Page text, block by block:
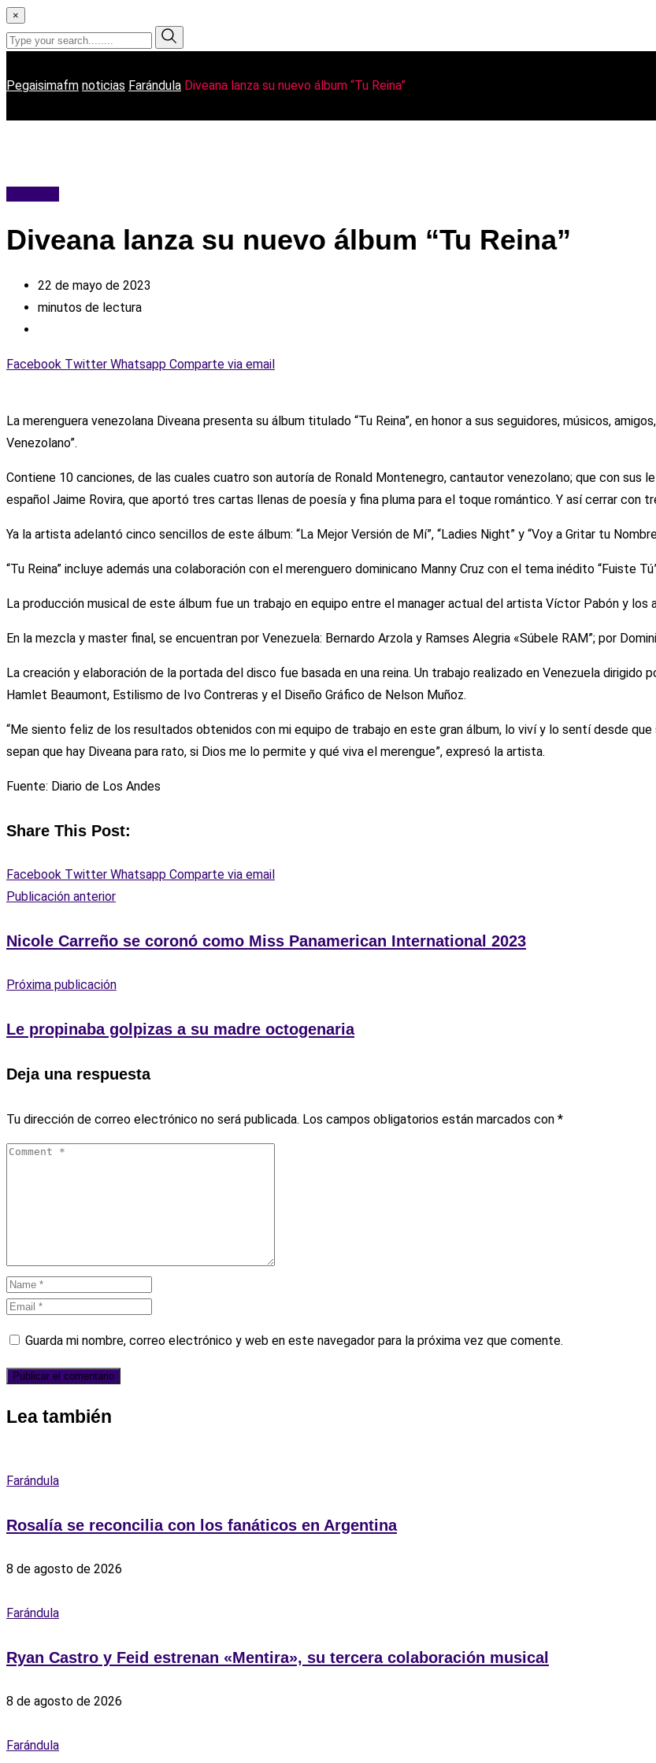
×
Pegaisimafm noticias Farándula Diveana lanza su nuevo álbum “Tu Reina”
Diveana lanza su nuevo álbum “Tu Reina”
22 de mayo de 2023
minutos de lectura
Facebook Twitter Whatsapp Comparte via email
La merenguera venezolana Diveana presenta su álbum titulado “Tu Reina”, en honor a sus seguidores, músicos,
Venezolano”.
Contiene 10 canciones, de las cuales cuatro son autoría de Ronald Montenegro, cantautor venezolano; que con
español Jaime Rovira, que aportó tres cartas llenas de poesía y fina pluma para el toque romántico. Y así cerrar con
Ya la artista adelantó cinco sencillos de este álbum: “La Mejor Versión de Mí”, “Ladies Night” y “Voy a Gritar tu
“Tu Reina” incluye además una colaboración con el merenguero dominicano Manny Cruz con el tema inédito “Fuiste
La producción musical de este álbum fue un trabajo en equipo entre el manager actual del artista Víctor Pabón y los
En la mezcla y master final, se encuentran por Venezuela: Bernardo Arzola y Ramses Alegria «Súbele RAM”; por
La creación y elaboración de la portada del disco fue basada en una reina. Un trabajo realizado en Venezuela
Hamlet Beaumont, Estilismo de Ivo Contreras y el Diseño Gráfico de Nelson Muñoz.
“Me siento feliz de los resultados obtenidos con mi equipo de trabajo en este gran álbum, lo viví y lo sentí desde
sepan que hay Diveana para rato, si Dios me lo permite y qué viva el merengue”, expresó la artista.
Fuente: Diario de Los Andes
Share This Post:
Facebook Twitter Whatsapp Comparte via email
Publicación anterior
Nicole Carreño se coronó como Miss Panamerican International 2023
Próxima publicación
Le propinaba golpizas a su madre octogenaria
Deja una respuesta
Tu dirección de correo electrónico no será publicada. Los campos obligatorios están marcados con *
Guarda mi nombre, correo electrónico y web en este navegador para la próxima vez que comente.
Lea también
Farándula
Rosalía se reconcilia con los fanáticos en Argentina
8 de agosto de 2026
Farándula
Ryan Castro y Feid estrenan «Mentira», su tercera colaboración musical
8 de agosto de 2026
Farándula